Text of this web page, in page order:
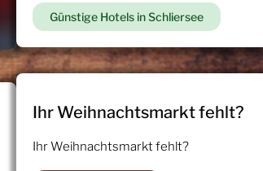
Günstige Hotels in Schliersee
Ihr Weihnachtsmarkt fehlt?
Ihr Weihnachtsmarkt fehlt?